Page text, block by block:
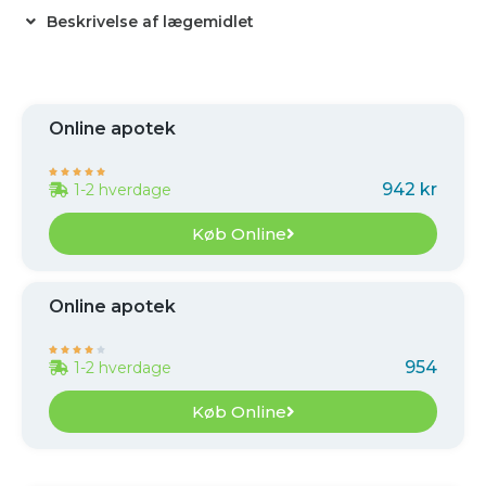
Beskrivelse af lægemidlet
Online apotek
    
1-2 hverdage 942 kr
Køb Online
Online apotek
    
1-2 hverdage 954
Køb Online